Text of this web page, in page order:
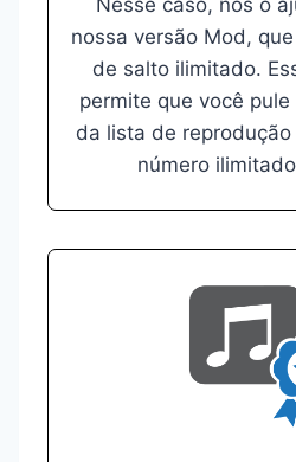
Nesse caso, nós o
nossa versão Mod,
de salto ilimitado.
permite que você
da lista de
número